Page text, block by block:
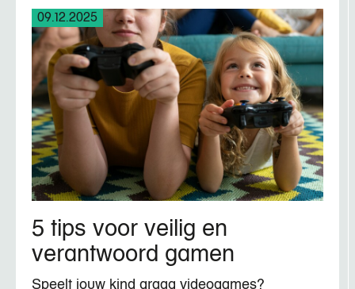
09.12.2025
5 tips voor veilig en
verantwoord gamen
Speelt jouw kind graag videogames?